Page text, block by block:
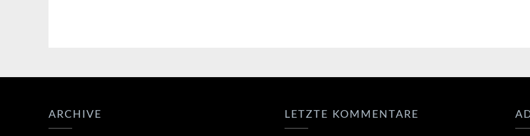
ARCHIVE LETZTE KOMMENTARE